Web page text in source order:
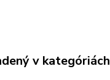
v kategóriách